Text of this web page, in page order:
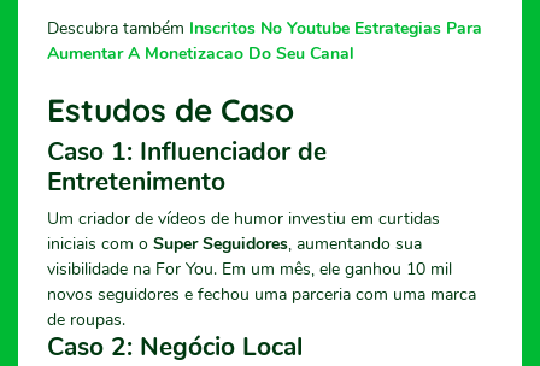
Descubra também Inscritos No Youtube Estrategias Para
Aumentar A Monetizacao Do Seu Canal
Estudos de Caso
Caso 1: Influenciador de
Entretenimento
Um criador de vídeos de humor investiu em curtidas
iniciais com o Super Seguidores, aumentando sua
visibilidade na For You. Em um mês, ele ganhou 10 mil
novos seguidores e fechou uma parceria com uma marca
de roupas.
Caso 2: Negócio Local